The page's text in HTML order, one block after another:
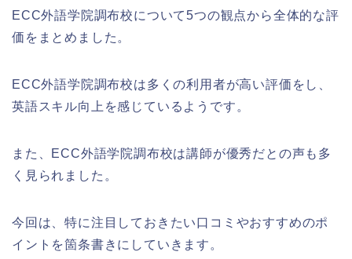
ECC外語学院調布校について5つの観点から全体的な評
価をまとめました。
ECC外語学院調布校は多くの利用者が高い評価をし、
英語スキル向上を感じているようです。
また、ECC外語学院調布校は講師が優秀だとの声も多
く見られました。
今回は、特に注目しておきたい口コミやおすすめのポ
イントを箇条書きにしていきます。